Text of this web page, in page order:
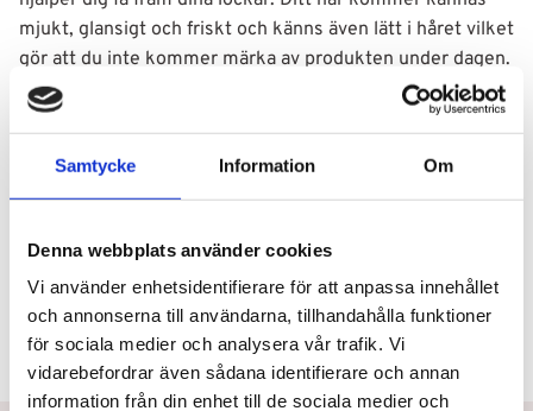
Samtycke Information Om
Denna webbplats använder cookies
Vi använder enhetsidentifierare för att anpassa innehållet
och annonserna till användarna, tillhandahålla funktioner
för sociala medier och analysera vår trafik. Vi
vidarebefordrar även sådana identifierare och annan
information från din enhet till de sociala medier och
mjukt, glansigt och friskt och känns även lätt i håret vilket
gör att du inte kommer märka av produkten under dagen.
Hårkrämen luktar också otroligt gott av exotiska frukter,
jasmin, vanilj och magnoliablommor.
Ingredienser